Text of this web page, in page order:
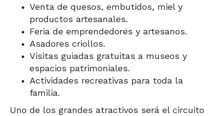
Venta de quesos, embutidos, miel y
productos artesanales.
Feria de emprendedores y artesanos.
Asadores criollos.
Visitas guiadas gratuitas a museos y
espacios patrimoniales.
Actividades recreativas para toda la
familia.
Uno de los grandes atractivos será el circuito